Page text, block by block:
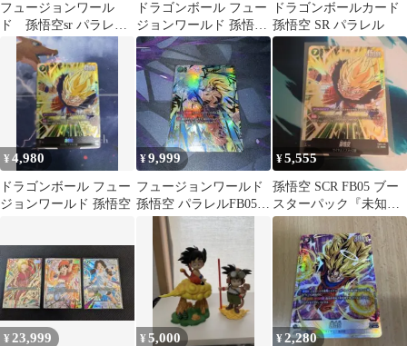
フュージョンワール
ド 孫悟空sr パラレル
FB05-030 未知なる冒険
ドラゴンボール フュー
ジョンワールド 孫悟空
FB05-030 SR
ドラゴンボールカード
孫悟空 SR パラレル
¥4,980
ドラゴンボール フュー
ジョンワールド 孫悟空
¥9,999
フュージョンワールド
孫悟空 パラレルFB05-
119 SCR★ 未知なる冒
¥5,555
孫悟空 SCR FB05 ブー
スターパック『未知な
る冒険』 フュージョン
ワールド
¥ 23,999 ¥5,000 ¥2,280